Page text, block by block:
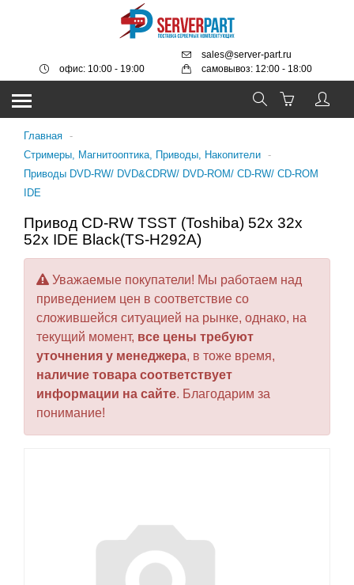
sales@server-part.ru
самовывоз: 12:00 - 18:00
офис: 10:00 - 19:00
Главная -
Стримеры, Магнитооптика, Приводы, Накопители -
Приводы DVD-RW/ DVD&CDRW/ DVD-ROM/ CD-RW/ CD-ROM
IDE
Привод CD-RW TSST (Toshiba) 52x 32x
52x IDE Black(TS-H292A)
Уважаемые покупатели! Мы работаем над
приведением цен в соответствие со
сложившейся ситуацией на рынке, однако, на
текущий момент, все цены требуют
уточнения у менеджера, в тоже время,
наличие товара соответствует
информации на сайте. Благодарим за
понимание!